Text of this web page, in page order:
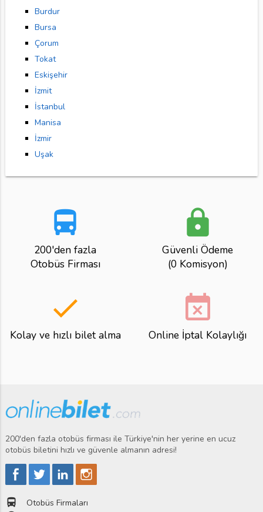
Burdur
Bursa
Çorum
Tokat
Eskişehir
İzmit
İstanbul
Manisa
İzmir
Uşak
directions_bus
200'den fazla
Otobüs Firması
lock
Güvenli Ödeme
(0 Komisyon)
done
Kolay ve hızlı bilet alma
event_busy
Online İptal Kolaylığı
200'den fazla otobüs firması ile Türkiye'nin her yerine en ucuz
otobüs biletini hızlı ve güvenle almanın adresi!
directions_bus Otobüs Firmaları